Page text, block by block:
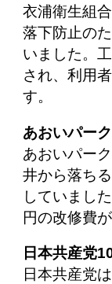
衣浦衛生組
落下防止の
いました。
され、利用
す。
あおいパー
あおいパー
井から落ち
していまし
円の改修費
日本共産党
日本共産党